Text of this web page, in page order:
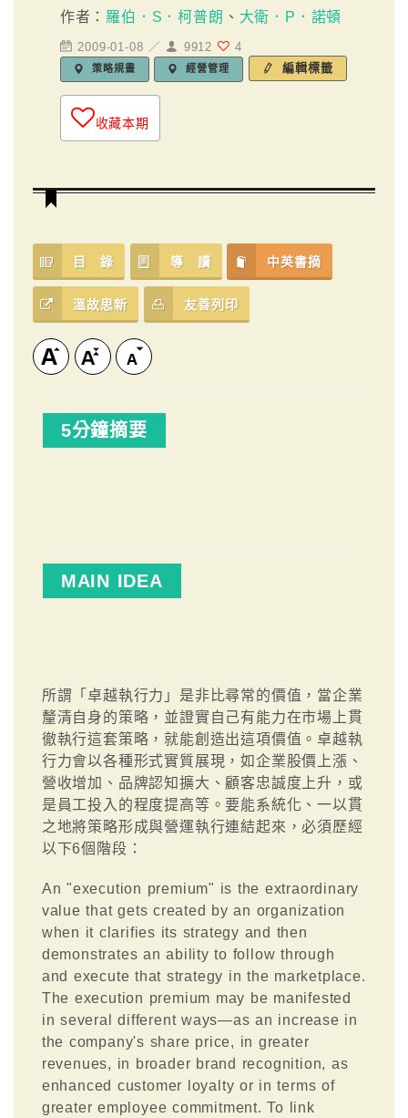
作者： 羅伯．S．柯普朗 、 大衛．P．諾頓
2009-01-08 ／ 9912 4
策略規畫 經營管理 編輯標籤
收藏本期
目 錄 導 讀 中英書摘
溫故思新 友善列印
5分鐘摘要
MAIN IDEA
所謂「卓越執行力」是非比尋常的價值，當企業
釐清自身的策略，並證實自己有能力在市場上貫
徹執行這套策略，就能創造出這項價值。卓越執
行力會以各種形式實質展現，如企業股價上漲、
營收增加、品牌認知擴大、顧客忠誠度上升，或
是員工投入的程度提高等。要能系統化、一以貫
之地將策略形成與營運執行連結起來，必須歷經
以下6個階段：
An "execution premium" is the extraordinary
value that gets created by an organization
when it clarifies its strategy and then
demonstrates an ability to follow through
and execute that strategy in the marketplace.
The execution premium may be manifested
in several different ways—as an increase in
the company's share price, in greater
revenues, in broader brand recognition, as
enhanced customer loyalty or in terms of
greater employee commitment. To link